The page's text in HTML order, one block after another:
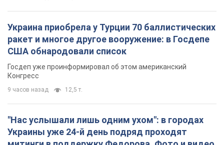
Украина приобрела у Турции 70 баллистических
ракет и многое другое вооружение: в Госдепе
США обнародовали список
Госдеп уже проинформировал об этом американский
Конгресс
9 часов назад 12,5 т.
"Нас услышали лишь одним ухом": в городах
Украины уже 24-й день подряд проходят